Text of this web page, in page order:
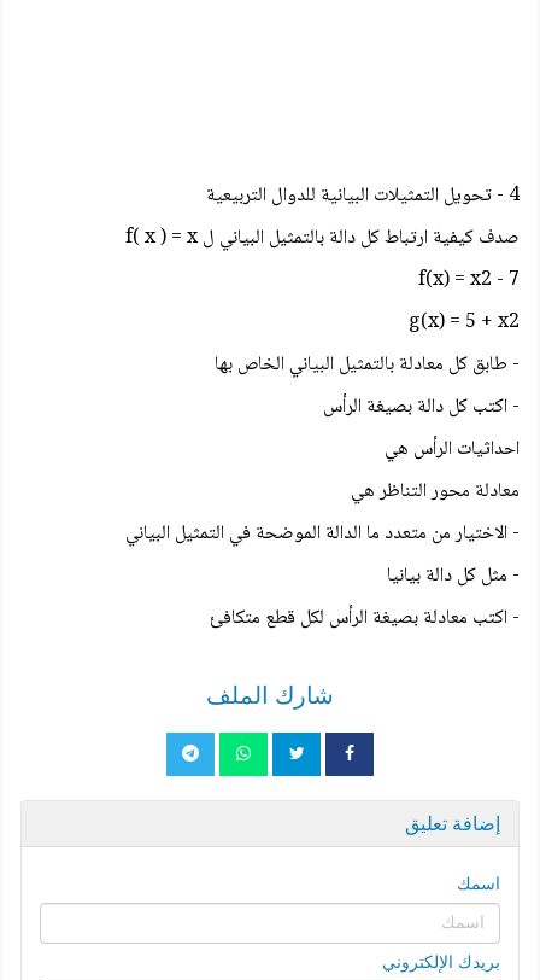
4 - تحويل التمثيلات البيانية للدوال التربيعية
صدف کيفية ارتباط كل دالة بالتمثيل البياني ل f( x ) = x
f(x) = x2 - 7
g(x) = 5 + x2
- طابق كل معادلة بالتمثيل البياني الخاص بها
- اكتب كل دالة بصيغة الرأس
احداثيات الرأس هي
معادلة محور التناظر هي
- الاختيار من متعدد ما الدالة الموضحة في التمثيل البياني
- مثل كل دالة بيانيا
- اكتب معادلة بصيغة الرأس لكل قطع متكافئ
شارك الملف
إضافة تعليق
اسمك
بريدك الإلكتروني